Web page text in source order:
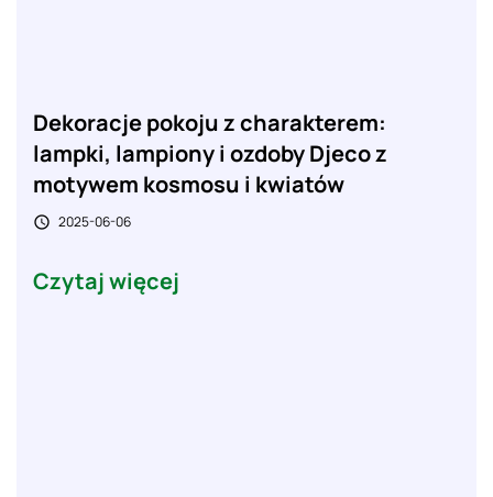
Dekoracje pokoju z charakterem:
lampki, lampiony i ozdoby Djeco z
motywem kosmosu i kwiatów
 2025-06-06
Czytaj więcej